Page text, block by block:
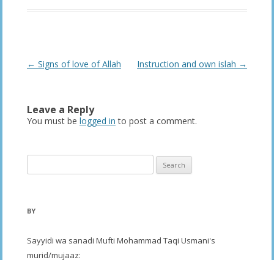
Post
← Signs of love of Allah Instruction and own islah →
Leave a Reply
You must be logged in to post a comment.
for:
BY
Sayyidi wa sanadi Mufti Mohammad Taqi Usmani's
murid/mujaaz: